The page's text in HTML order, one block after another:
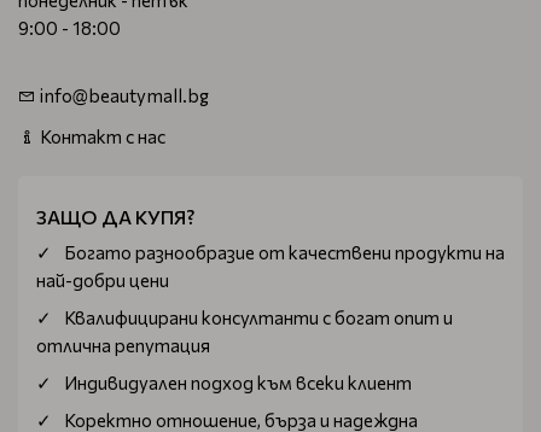
9:00 - 18:00
info@beautymall.bg
Контакт с нас
ЗАЩО ДА КУПЯ?
Богатo разнообразие от качествени продукти на
най-добри цени
Квалифицирани консултанти с богат опит и
отлична репутация
Индивидуален подход към всеки клиент
Коректно отношение, бърза и надеждна